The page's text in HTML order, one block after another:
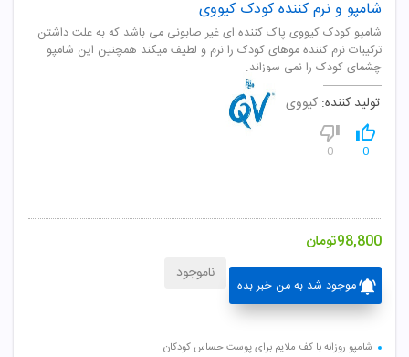
شامپو و نرم کننده کودک کیووی
شامپو کودک کیووی پاک کننده ای غیر صابونی می باشد که به علت داشتن
ترکیبات نرم کننده موهای کودک را نرم و لطیف میکند همچنین این شامپو
چشمای کودک را نمی سوزاند.
تولید کننده: کیووی
0
0
98,800تومان
موجود شد به من خبر بده
ناموجود
شامپو روزانه با کف ملایم برای پوست حساس کودکان